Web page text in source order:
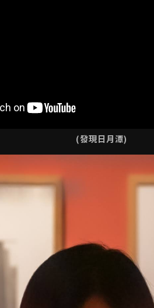
(發現日月潭)